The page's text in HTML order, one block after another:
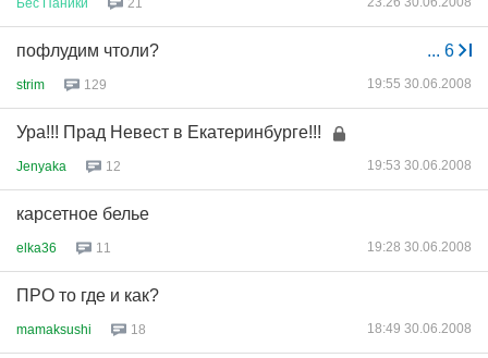
21
... 6
пофлудим чтоли?
strim 129 19:55 30.06.2008
Ура!!! Прад Невест в Екатеринбурге!!!
Jenyaka 12 19:53 30.06.2008
карсетное белье
elka36 11 19:28 30.06.2008
ПРО то где и как?
mamaksushi 18 18:49 30.06.2008